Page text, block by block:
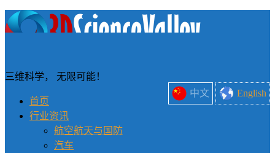
中文 English
三维科学， 无限可能！
首页
行业资讯
航空航天与国防
汽车